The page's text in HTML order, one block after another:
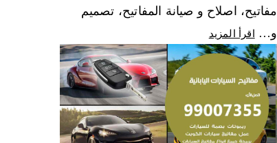
مفاتيح، اصلاح و صيانة المفاتيح، تصميم
و…
اقرأ المزيد